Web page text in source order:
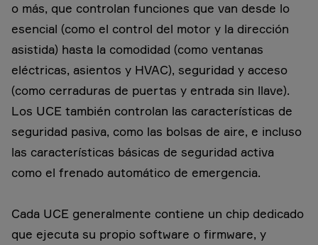
o más, que controlan funciones que van desde lo
esencial (como el control del motor y la dirección
asistida) hasta la comodidad (como ventanas
eléctricas, asientos y HVAC), seguridad y acceso
(como cerraduras de puertas y entrada sin llave).
Los UCE también controlan las características de
seguridad pasiva, como las bolsas de aire, e incluso
las características básicas de seguridad activa
como el frenado automático de emergencia.
Cada UCE generalmente contiene un chip dedicado
que ejecuta su propio software o firmware, y